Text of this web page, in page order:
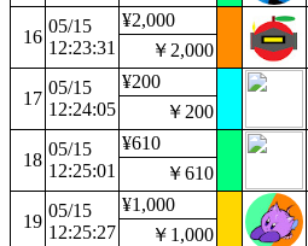
16
05/15
12:23:31
¥2,000
￥2,000
17
05/15
12:24:05
¥200
￥200
18
05/15
12:25:01
¥610
￥610
19
05/15
12:25:27
¥1,000
￥1,000